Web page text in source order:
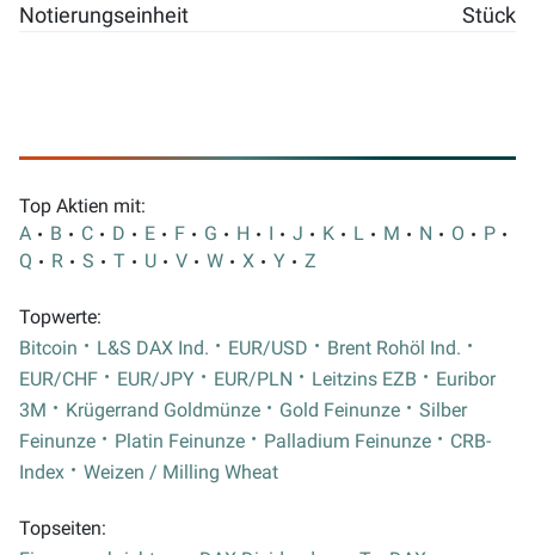
Notierungseinheit
Stück
Top Aktien mit:
A
B C D E F G H I J K L M N O
P
Q
R S T U V W X Y Z
Topwerte:
Bitcoin
L&S DAX Ind. EUR/USD
Brent Rohöl Ind.
EUR/CHF
EUR/JPY EUR/PLN Leitzins EZB
Euribor
3M
Krügerrand Goldmünze Gold Feinunze
Silber
Feinunze
Platin Feinunze Palladium Feinunze
CRB-
Index
Weizen / Milling Wheat
Topseiten: